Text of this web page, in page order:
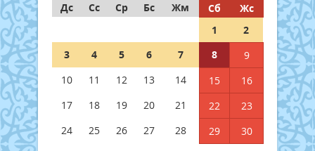
Дс
Сс Ср Бс Жм Сб
Жс
1
2
3
4 5 6 7 8
9
10
11 12 13 14 15
16
17
18 19 20 21 22
23
24
25 26 27 28 29
30